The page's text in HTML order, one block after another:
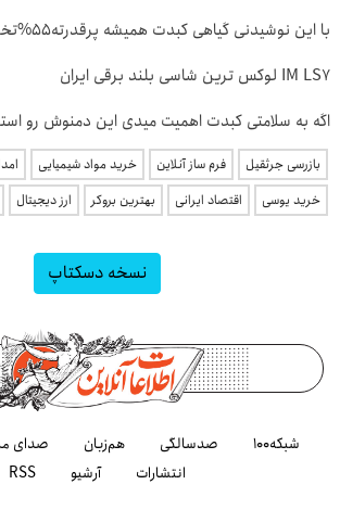
با این نوشیدنی گیاهی کبدت همیشه پرقدرته55%تخفیف
IM LS7 لوکس ترین شاسی بلند برقی ایران
اگه به سلامتی کبدت اهمیت میدی این دمنوش رو
بازرسی جرثقیل فرم ساز آنلاین خرید مواد شیمیایی
خرید یوسی
اقتصاد ایرانی بهترین بروکر ارز دیجیتال
نسخه دسکتاپ
شبکه۱۰۰ صدسالگی هم‌زبان صدای
انتشارات
آرشیو RSS